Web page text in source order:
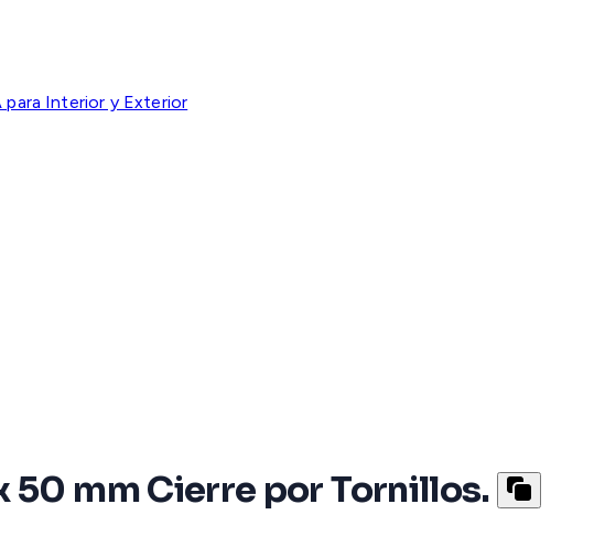
Interior y Exterior
50 mm Cierre por Tornillos.